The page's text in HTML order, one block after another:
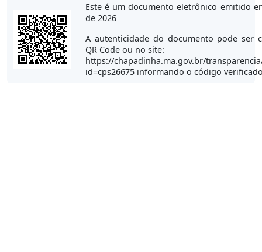
Este é um documento eletrônico emitido
de 2026
A autenticidade do documento pode ser
QR Code ou no site:
https://chapadinha.ma.gov.br/
id=cps26675 informando o código